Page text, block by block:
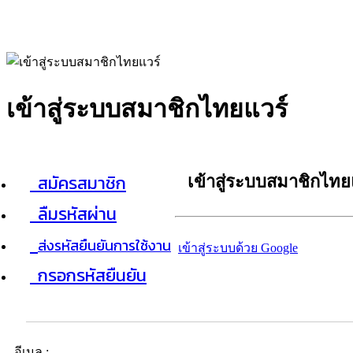
เข้าสู่ระบบสมาชิกไทยแวร์
สมัครสมาชิก
ลืมรหัสผ่าน
ส่งรหัสยืนยันการใช้งาน
กรอกรหัสยืนยัน
เข้าสู่ระบบสมาชิกไท
เข้าสู่ระบบด้วย Google